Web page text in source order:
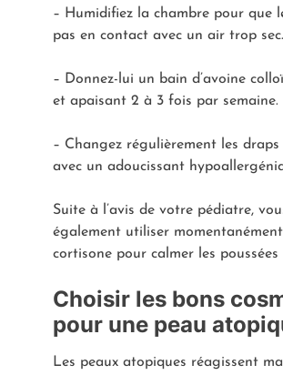
– Humidifiez la chambre pour que
pas en contact avec un air trop sec.
– Donnez-lui un bain d’avoine
et apaisant 2 à 3 fois par semaine.
– Changez régulièrement les
avec un adoucissant
Suite à l’avis de votre pédiatre,
également utiliser
cortisone pour calmer les poussées
Choisir les bons
pour une peau
Les peaux atopiques réagissent